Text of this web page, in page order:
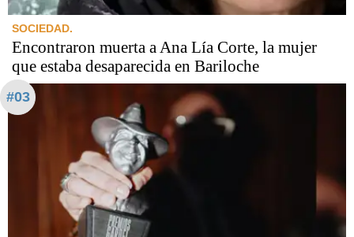
SOCIEDAD.
Encontraron muerta a Ana Lía Corte, la mujer
que estaba desaparecida en Bariloche
#03